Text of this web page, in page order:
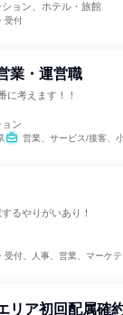
ョン、ホテル・旅館
受付
業・運営職
に考えます！！
ン
営業、サービス/接客、小売
るやりがいあり！
受付、人事、営業、マーケ
ア初回配属確